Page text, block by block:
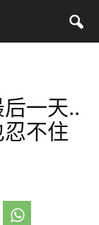
一天..
不住